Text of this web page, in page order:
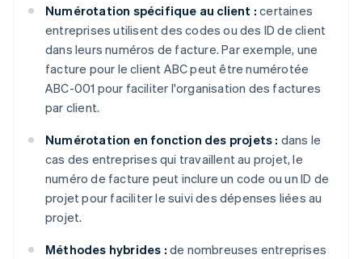
Numérotation spécifique au client : certaines
entreprises utilisent des codes ou des ID de client
dans leurs numéros de facture. Par exemple, une
facture pour le client ABC peut être numérotée
ABC-001 pour faciliter l'organisation des factures
par client.
Numérotation en fonction des projets : dans le
cas des entreprises qui travaillent au projet, le
numéro de facture peut inclure un code ou un ID de
projet pour faciliter le suivi des dépenses liées au
projet.
Méthodes hybrides : de nombreuses entreprises